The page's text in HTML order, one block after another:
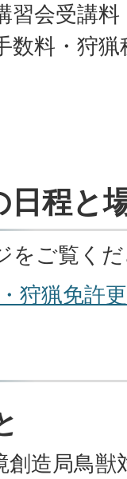
習会受講料
数料・狩猟
日程と
をご覧く
狩猟免許
創造局鳥獣